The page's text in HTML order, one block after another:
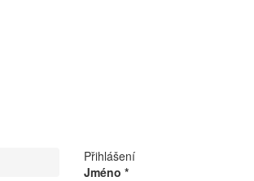
Přihlášení
Jméno *